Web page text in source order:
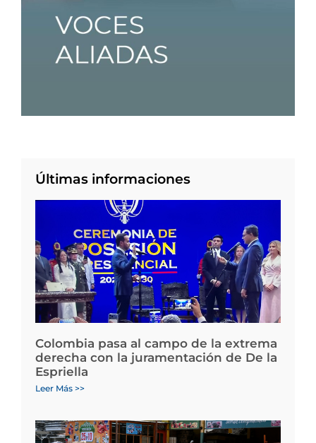
Últimas informaciones
Colombia pasa al campo de la extrema
derecha con la juramentación de De la
Espriella
Leer Más >>